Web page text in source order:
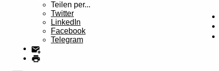
Teilen per...
Twitter
LinkedIn
Facebook
Telegram